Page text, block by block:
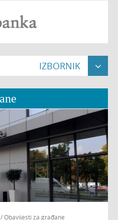
IZBORNIK 



/Obavijesti za građane